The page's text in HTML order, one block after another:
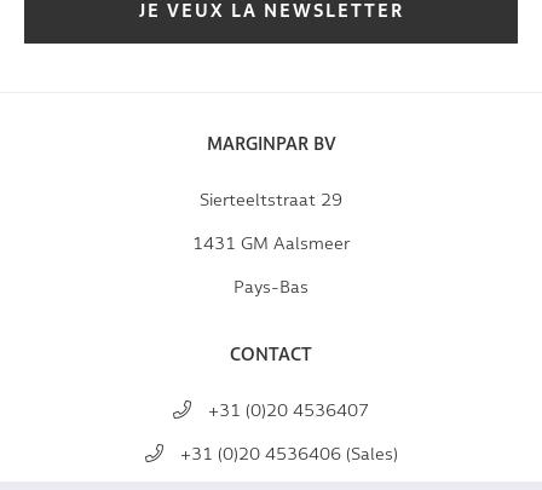
JE VEUX LA NEWSLETTER
MARGINPAR BV
Sierteeltstraat 29
1431 GM Aalsmeer
Pays-Bas
CONTACT
+31 (0)20 4536407
+31 (0)20 4536406 (Sales)